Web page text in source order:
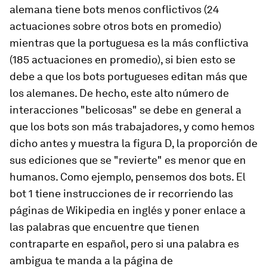
alemana tiene bots menos conflictivos (24
actuaciones sobre otros bots en promedio)
mientras que la portuguesa es la más conflictiva
(185 actuaciones en promedio), si bien esto se
debe a que los bots portugueses editan más que
los alemanes. De hecho, este alto número de
interacciones "belicosas" se debe en general a
que los bots son más trabajadores, y como hemos
dicho antes y muestra la figura D, la proporción de
sus ediciones que se "revierte" es menor que en
humanos. Como ejemplo, pensemos dos bots. El
bot 1 tiene instrucciones de ir recorriendo las
páginas de Wikipedia en inglés y poner enlace a
las palabras que encuentre que tienen
contraparte en español, pero si una palabra es
ambigua te manda a la página de